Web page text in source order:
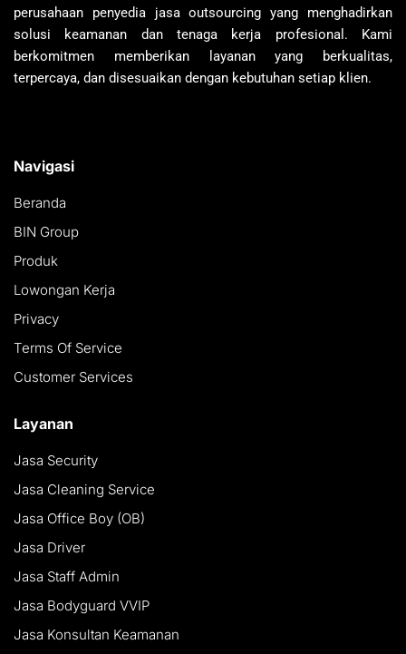
perusahaan penyedia jasa outsourcing yang menghadirkan
solusi keamanan dan tenaga kerja profesional. Kami
berkomitmen memberikan layanan yang berkualitas,
terpercaya, dan disesuaikan dengan kebutuhan setiap klien.
Navigasi
Beranda
BIN Group
Produk
Lowongan Kerja
Privacy
Terms Of Service
Customer Services
Layanan
Jasa Security
Jasa Cleaning Service
Jasa Office Boy (OB)
Jasa Driver
Jasa Staff Admin
Jasa Bodyguard VVIP
Jasa Konsultan Keamanan